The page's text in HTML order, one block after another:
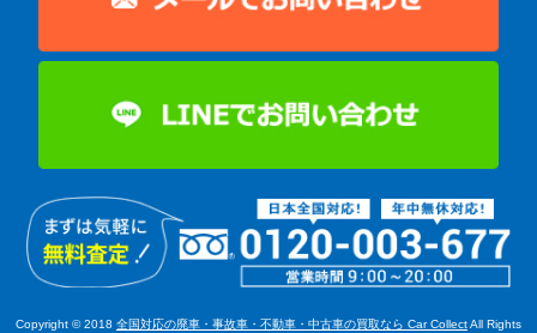
Copyright © 2018 全国対応の廃車・事故車・不動車・中古車の買取なら Car CollectAll Rights